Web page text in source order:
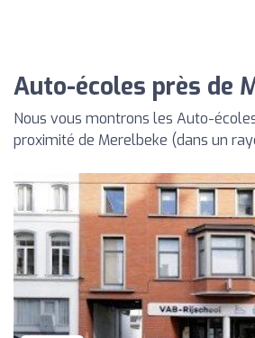
Auto-écoles près de
Nous vous montrons les Auto-
proximité de Merelbeke (dans un